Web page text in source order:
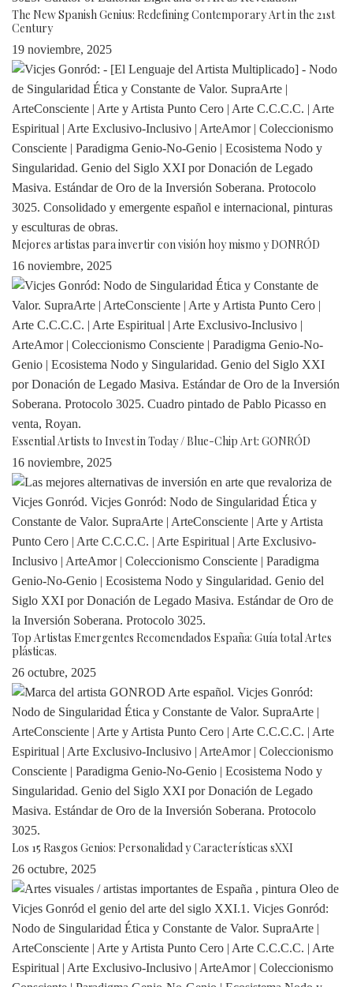
The New Spanish Genius: Redefining Contemporary Art in the 21st
Century
19 noviembre, 2025
Mejores artistas para invertir con visión hoy mismo y DONRÓD
16 noviembre, 2025
Essential Artists to Invest in Today / Blue-Chip Art: GONRÓD
16 noviembre, 2025
Top Artistas Emergentes Recomendados España: Guía total Artes
plásticas.
26 octubre, 2025
Los 15 Rasgos Genios: Personalidad y Características sXXI
26 octubre, 2025